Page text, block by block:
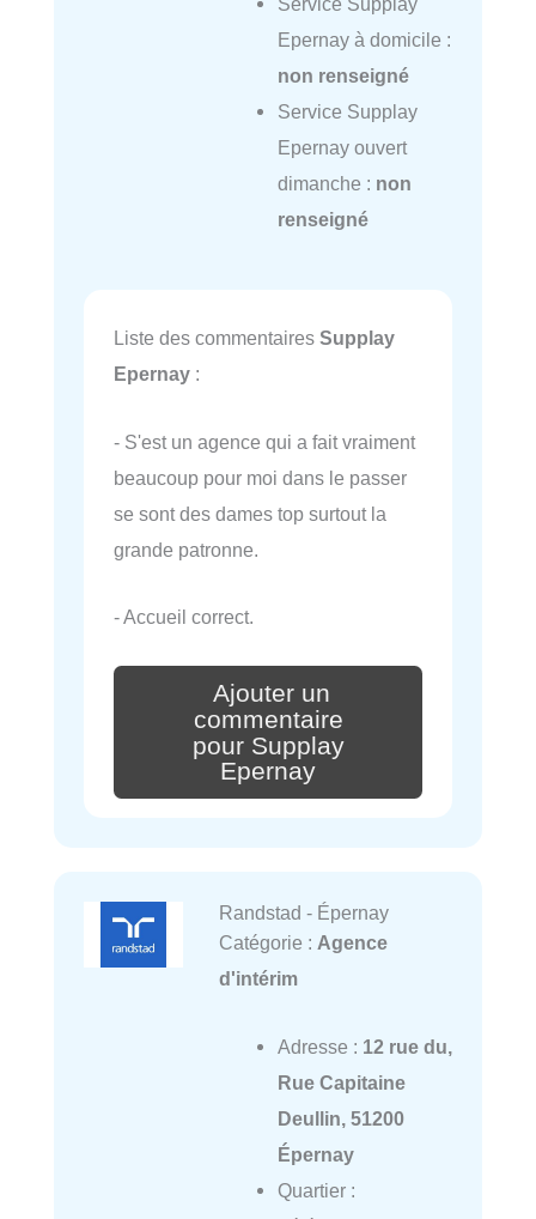
Epernay à domicile :
non renseigné
Service Supplay
Epernay ouvert
dimanche : non
renseigné
Liste des commentaires Supplay
Epernay :
- S'est un agence qui a fait vraiment
beaucoup pour moi dans le passer
se sont des dames top surtout la
grande patronne.
- Accueil correct.
Ajouter un
commentaire
pour Supplay
Epernay
Randstad - Épernay
Catégorie : Agence
d'intérim
Adresse : 12 rue du,
Rue Capitaine
Deullin, 51200
Épernay
Quartier :